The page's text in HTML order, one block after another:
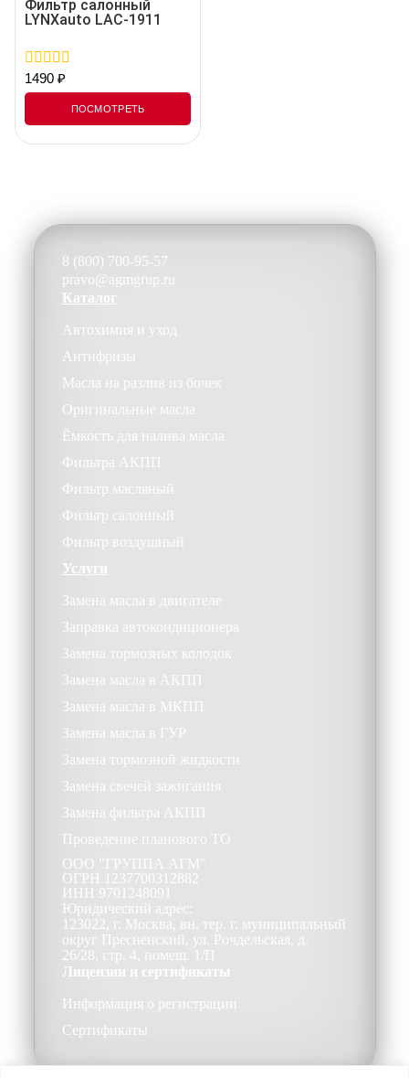
Фильтр салонный
LYNXauto LAC-1911
0
out
5
1490 ₽
ПОСМОТРЕТЬ
8 (800) 700-95-57
pravo@agmgrup.ru
Каталог
Автохимия и уход
Антифризы
Масла на разлив из бочек
Оригинальные масла
Ёмкость для налива масла
Фильтра АКПП
Фильтр масляный
Фильтр салонный
Фильтр воздушный
Услуги
Замена масла в двигателе
Заправка автокондиционера
Замена тормозных колодок
Замена масла в АКПП
Замена масла в МКПП
Замена масла в ГУР
Замена тормозной жидкости
Замена свечей зажигания
Замена фильтра АКПП
Проведение планового ТО
ООО "ГРУППА АГМ"
ОГРН
1237700312882
9701248091
Юридический адрес:
123022, г. Москва, вн. тер. г. муниципальный
округ Пресненский, ул. Рочдельская, д.
26/28, стр. 4, помещ. 1/П
Лицензии и сертификаты
Информация о регистрации
Сертификаты